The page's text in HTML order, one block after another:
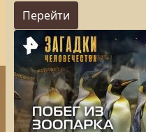
Перейти